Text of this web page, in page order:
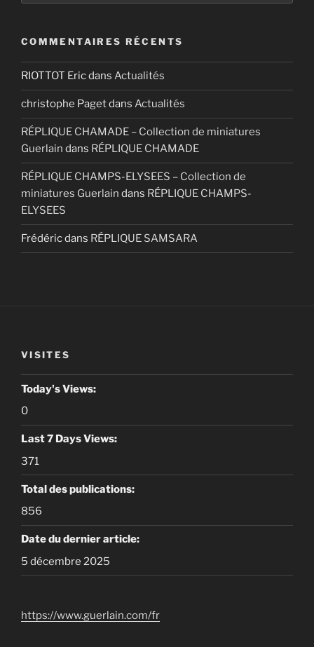
COMMENTAIRES RÉCENTS
RIOTTOT Ericdans Actualités
christophe Pagetdans Actualités
RÉPLIQUE CHAMADE – Collection de miniatures
Guerlain dans RÉPLIQUE CHAMADE
RÉPLIQUE CHAMPS-ELYSEES – Collection de
miniatures Guerlain dans RÉPLIQUE CHAMPS-
ELYSEES
Frédéricdans RÉPLIQUE SAMSARA
VISITES
Today's Views:
0
Last 7 Days Views:
371
Total des publications:
856
Date du dernier article:
5 décembre 2025
https://www.guerlain.com/fr